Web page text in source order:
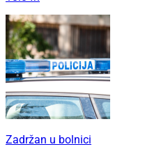
Zadržan u bolnici